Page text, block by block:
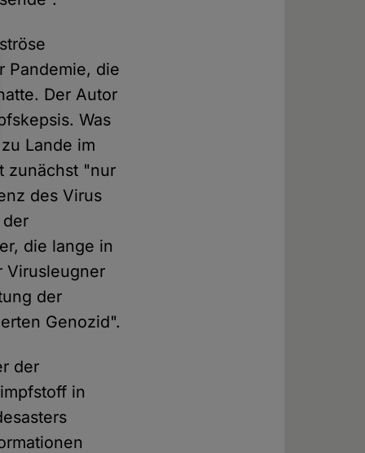
Pandemie, die
Der Autor
Was
Lande im
zunächst "nur
des Virus
die lange in
Virusleugner
der
Genozid".
der
in